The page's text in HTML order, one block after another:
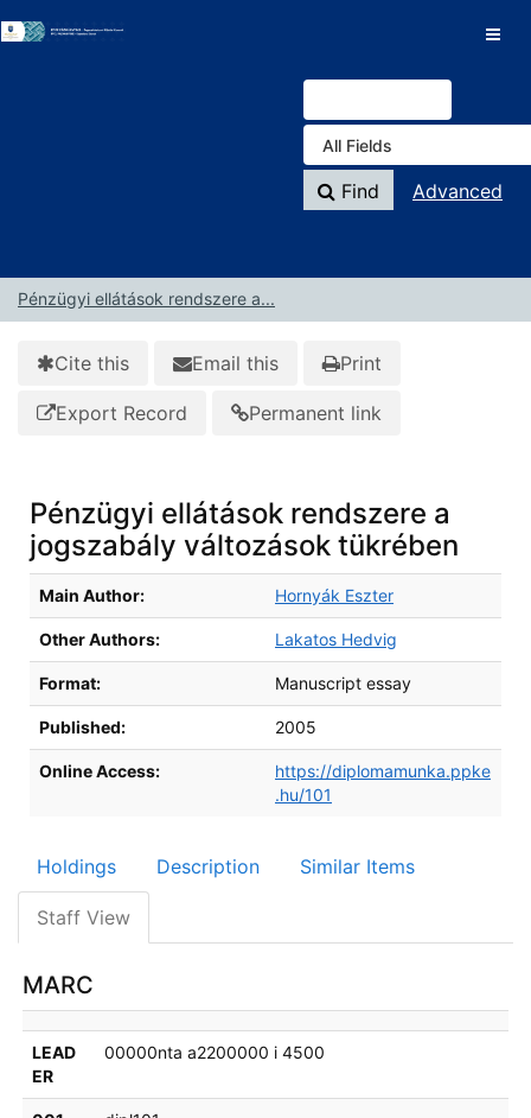
VuFind
Find Advanced
Pénzügyi ellátások rendszere a...
Cite this Email this Print
Export Record Permanent link
Pénzügyi ellátások rendszere a
jogszabály változások tükrében
Bibliographic Details
Main Author: Hornyák Eszter
Other Authors: Lakatos Hedvig
Format: Manuscript essay
Published: 2005
Online Access:
https://diplomamunka.ppke
.hu/101
Holdings Description Similar Items
Staff View
MARC
LEAD
ER
00000nta a2200000 i 4500